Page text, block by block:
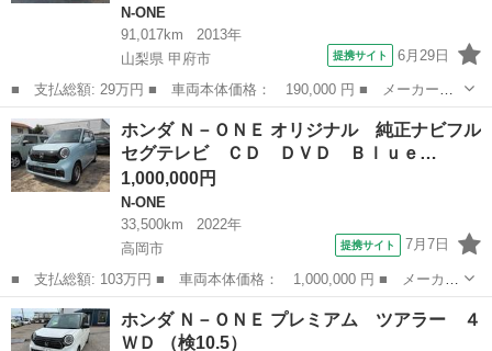
N-ONE
91,017km
2013年
山梨県 甲府市
提携サイト 6月29日
■ 支払総額: 29万円 ■ 車両本体価格： 190,000 円 ■ メーカー
名： ホンダ ■ 車種名： Ｎ－ＯＮＥ ■ グレード名： Ｇ 運転
席助手席エアバッグ イモビ フルオートエアコン 運転席エアバッ
ク パワステ Ａ...
山梨 甲府市 N-ONE
ホンダ Ｎ－ＯＮＥ オリジナル 純正ナビフル
セグテレビ ＣＤ ＤＶＤ Ｂｌｕｅ…
1,000,000円
N-ONE
33,500km
2022年
高岡市
提携サイト 7月7日
■ 支払総額: 103万円 ■ 車両本体価格： 1,000,000 円 ■ メーカー
名： ホンダ ■ 車種名： Ｎ－ＯＮＥ ■ グレード名： オリジナ
ル 純正ナビフルセグテレビ ＣＤ ＤＶＤ Ｂｌｕｅｔｏｏｔｈ
ＵＳＢ Ｓ...
富山 高岡市 N-ONE
ホンダ Ｎ－ＯＮＥ プレミアム ツアラー ４
ＷＤ （検10.5）